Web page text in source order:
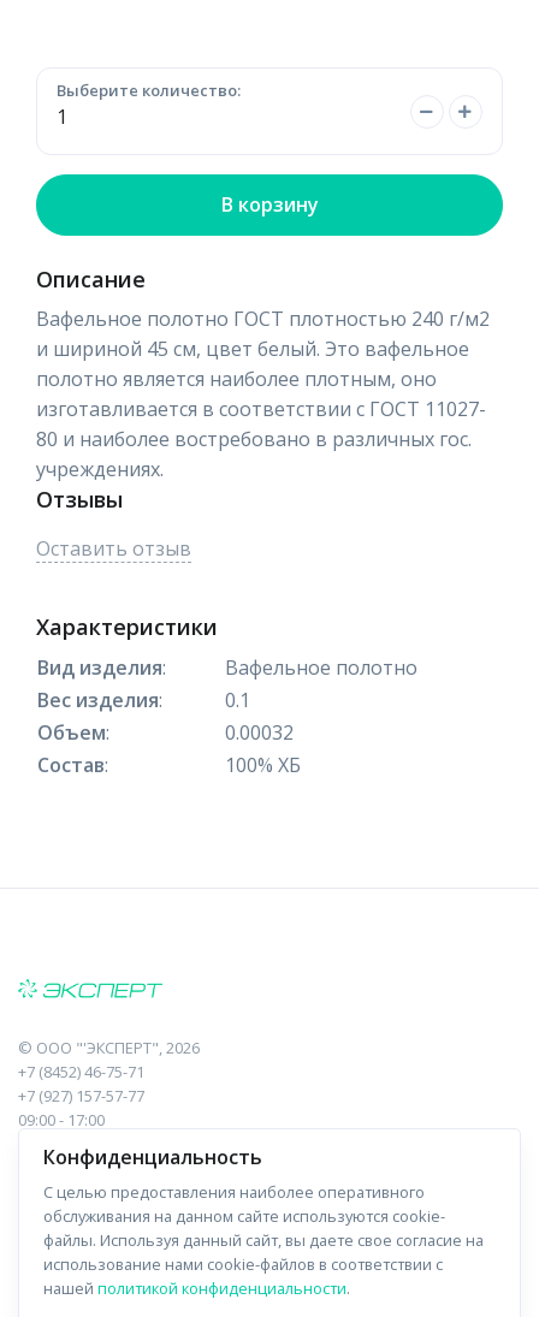
Выберите количество:
В корзину
Описание
Вафельное полотно ГОСТ плотностью 240 г/м2
и шириной 45 см, цвет белый. Это вафельное
полотно является наиболее плотным, оно
изготавливается в соответствии с ГОСТ 11027-
80 и наиболее востребовано в различных гос.
учреждениях.
Отзывы
Оставить отзыв
Характеристики
Вид изделия:
Вафельное полотно
Вес изделия:
0.1
Объем:
0.00032
Состав: 100% ХБ
© ООО "'ЭКСПЕРТ", 2026
+7 (8452) 46-75-71
+7 (927) 157-57-77
09:00 - 17:00
410017, Саратов, Пугачева, 10 к1, оф.23
Навигация
Прайс-лист
Отзывы
Информация
О компании
Доставка
Конфиденциальность
С целью предоставления наиболее оперативного
обслуживания на данном сайте используются cookie-
файлы. Используя данный сайт, вы даете свое согласие на
использование нами cookie-файлов в соответствии с
нашей политикой конфиденциальности.